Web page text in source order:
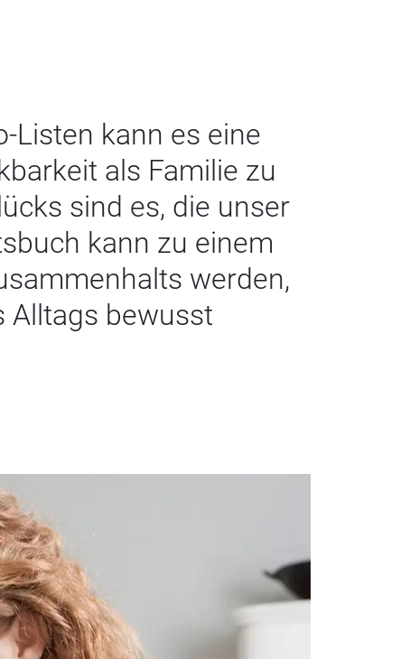
Listen kann es eine
als Familie zu
sind es, die unser
kann zu einem
werden,
Alltags bewusst